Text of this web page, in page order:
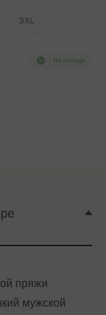
3XL
На складе
пряжи
мужской